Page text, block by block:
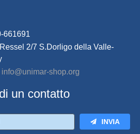
661691
2/7 S.Dorligo della Valle-
shop.org
un contatto
INVIA